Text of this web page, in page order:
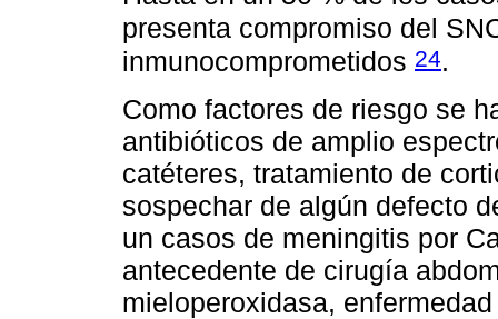
presenta compromiso del
inmunocomprometidos 24.
Como factores de riesgo se
antibióticos de amplio
catéteres, tratamiento de
sospechar de algún defecto
un casos de meningitis por
antecedente de cirugía
mieloperoxidasa,